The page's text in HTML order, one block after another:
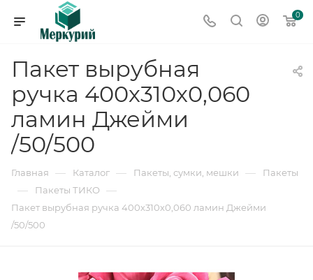
0
Пакет вырубная
ручка 400х310х0,060
ламин Джейми
/50/500
Главная — Каталог — Пакеты, сумки, мешки — Пакеты
— Пакеты ТИКО —
Пакет вырубная ручка 400х310х0,060 ламин Джейми
/50/500